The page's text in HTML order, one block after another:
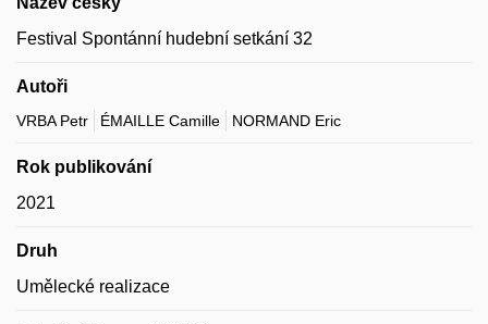
Festival Spontánní hudební setkání 32
Autoři
VRBA Petr ÉMAILLE Camille NORMAND Eric
Rok publikování
2021
Druh
Umělecké realizace